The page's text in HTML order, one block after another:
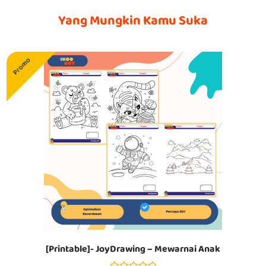
Yang Mungkin Kamu Suka
[Printable]- JoyDrawing – Mewarnai Anak
Promo